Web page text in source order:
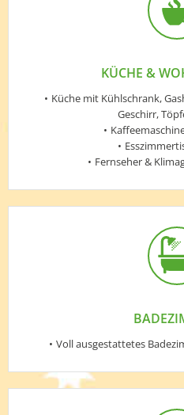
KÜCHE &
Küche mit Kühlschrank,
Geschirr,
Fernseher &
Voll ausgestattetes